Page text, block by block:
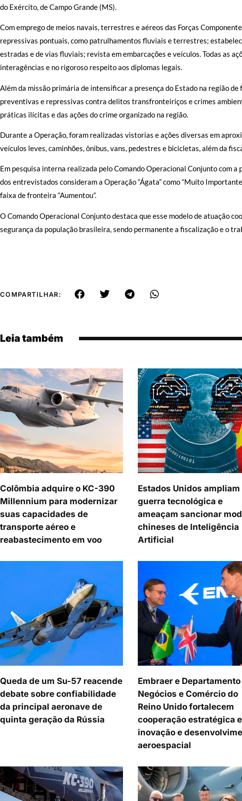
do Exército, de Campo Grande (MS).
Com emprego de meios navais, terrestres e aéreos das Forças
repressivas pontuais, como patrulhamentos fluviais e terrestres;
estradas e de vias fluviais; revista em embarcações e veículos. Todas as
interagências e no rigoroso respeito aos diplomas legais.
Além da missão primária de intensificar a presença do Estado na região
preventivas e repressivas contra delitos transfronteiriços e crimes
práticas ilícitas e das ações do crime organizado na região.
Durante a Operação, foram realizadas vistorias e ações diversas em
veículos leves, caminhões, ônibus, vans, pedestres e bicicletas, além da
Em pesquisa interna realizada pelo Comando Operacional Conjunto com a
dos entrevistados consideram a Operação “Ágata” como “Muito
faixa de fronteira “Aumentou”.
O Comando Operacional Conjunto destaca que esse modelo de atuação
segurança da população brasileira, sendo permanente a fiscalização e o
COMPARTILHAR:
Leia também
Colômbia adquire o KC-390
Millennium para modernizar
suas capacidades de
transporte aéreo e
reabastecimento em voo
Estados Unidos ampliam
guerra tecnológica e
ameaçam sancionar
chineses de Inteligência
Artificial
Queda de um Su-57 reacende
debate sobre confiabilidade
da principal aeronave de
quinta geração da Rússia
Embraer e
Negócios e Comércio do
Reino Unido fortalecem
cooperação estratégica
inovação e
aeroespacial